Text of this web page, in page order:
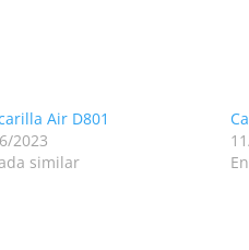
Air D801
2023
similar